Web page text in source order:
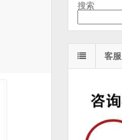
搜索
客服